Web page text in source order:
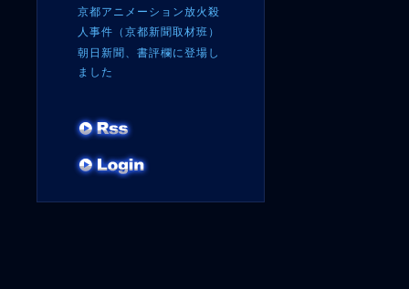
京都アニメーション放火殺
人事件（京都新聞取材班）
朝日新聞、書評欄に登場し
ました